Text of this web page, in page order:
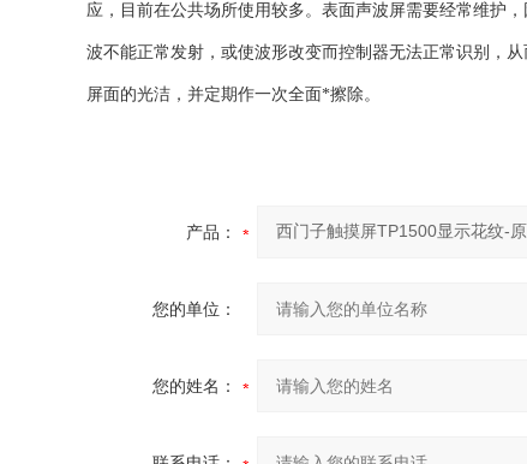
应，目前在公共场所使用较多。表面声波屏需要经常维护
波不能正常发射，或使波形改变而控制器无法正常识别，
屏面的光洁，并定期作一次全面*擦除。
产品：
您的单位：
您的姓名：